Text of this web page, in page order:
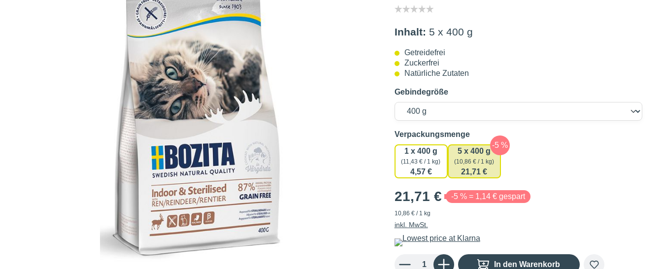
Inhalt: 5 x 400 g
Getreidefrei
Zuckerfrei
Natürliche Zutaten
Gebindegröße
Verpackungsmengeauswählen
1 x 400 g
(11,43 € / 1 kg)
4,57 €
5 x 400 g
(10,86 € / 1 kg)
21,71 €
21,71 € -5 % = 1,14 € gespart
10,86 € / 1 kg
inkl. MwSt.
Produkt Anzahl: Gib den gewünschten Wert ein oder benutze die Schaltflächen um die Anzahl zu
In den Warenkorb